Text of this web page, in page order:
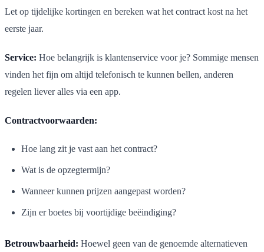
Let op tijdelijke kortingen en bereken wat het contract kost na het
eerste jaar.
Service: Hoe belangrijk is klantenservice voor je? Sommige mensen
vinden het fijn om altijd telefonisch te kunnen bellen, anderen
regelen liever alles via een app.
Contractvoorwaarden:
Hoe lang zit je vast aan het contract?
Wat is de opzegtermijn?
Wanneer kunnen prijzen aangepast worden?
Zijn er boetes bij voortijdige beëindiging?
Betrouwbaarheid: Hoewel geen van de genoemde alternatieven